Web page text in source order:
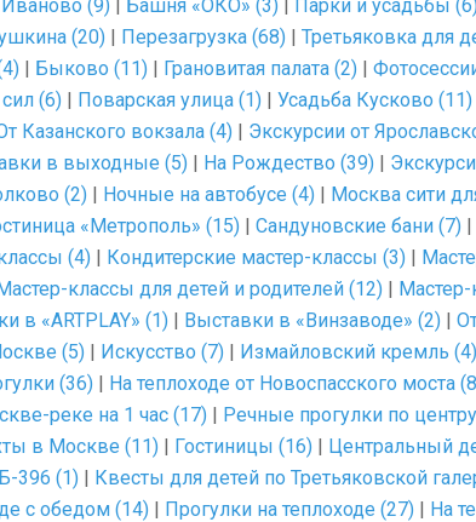
Иваново (9) | Башня «ОКО» (3) | Парки и усадьбы
(20) | Перезагрузка (68) | Третьяковка для
| Быково (11) | Грановитая палата (2) |
(6) | Поварская улица (1) | Усадьба Кусково (11)
Казанского вокзала (4) | Экскурсии от
в выходные (5) | На Рождество (39) |
(2) | Ночные на автобусе (4) | Москва сити
«Метрополь» (15) | Сандуновские бани (7) |
(4) | Кондитерские мастер-классы (3) |
классы для детей и родителей (12) |
в «ARTPLAY» (1) | Выставки в «Винзаводе» (2) |
(5) | Искусство (7) | Измайловский кремль (4)
(36) | На теплоходе от Новоспасского моста
реке на 1 час (17) | Речные прогулки по
в Москве (11) | Гостиницы (16) | Центральный
396 (1) | Квесты для детей по Третьяковской
с обедом (14) | Прогулки на теплоходе (27) | На